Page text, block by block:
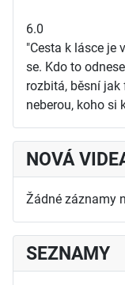
6.0
"Cesta k lásce je
se. Kdo to
rozbitá, běsní
neberou, koho si
NOVÁ
Žádné záznamy
SEZNAMY